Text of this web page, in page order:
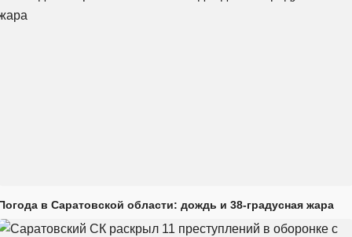
в Саратовской области: дождь и 38-градусная жара